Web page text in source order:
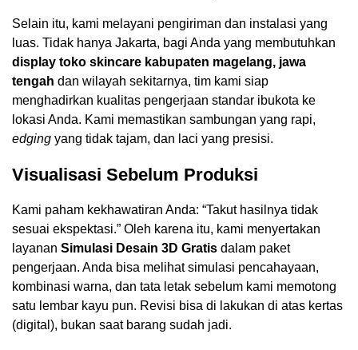
Selain itu, kami melayani pengiriman dan instalasi yang
luas. Tidak hanya Jakarta, bagi Anda yang membutuhkan
display toko skincare kabupaten magelang, jawa
tengah dan wilayah sekitarnya, tim kami siap
menghadirkan kualitas pengerjaan standar ibukota ke
lokasi Anda. Kami memastikan sambungan yang rapi,
edging yang tidak tajam, dan laci yang presisi.
Visualisasi Sebelum Produksi
Kami paham kekhawatiran Anda: “Takut hasilnya tidak
sesuai ekspektasi.” Oleh karena itu, kami menyertakan
layanan Simulasi Desain 3D Gratis dalam paket
pengerjaan. Anda bisa melihat simulasi pencahayaan,
kombinasi warna, dan tata letak sebelum kami memotong
satu lembar kayu pun. Revisi bisa di lakukan di atas kertas
(digital), bukan saat barang sudah jadi.